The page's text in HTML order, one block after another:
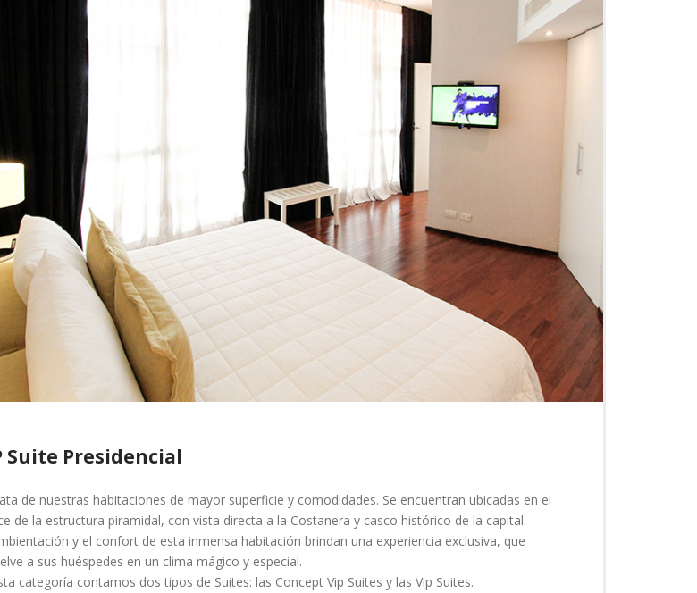
Suite Presidencial
de nuestras habitaciones de mayor superficie y comodidades. Se encuentran ubicadas en el
de la estructura piramidal, con vista directa a la Costanera y casco histórico de la capital.
y el confort de esta inmensa habitación brindan una experiencia exclusiva, que
a sus huéspedes en un clima mágico y especial.
categoría contamos dos tipos de Suites: las Concept Vip Suites y las Vip Suites.